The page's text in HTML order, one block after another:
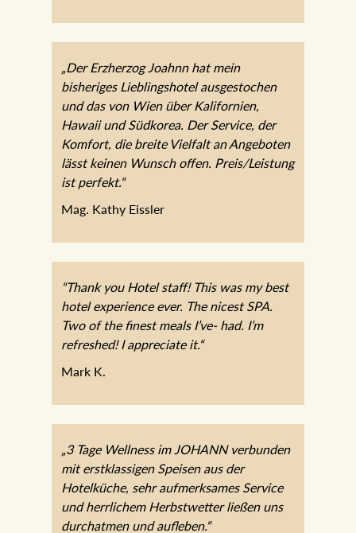
„Der Erzherzog Joahnn hat mein
bisheriges Lieblingshotel ausgestochen
und das von Wien über Kalifornien,
Hawaii und Südkorea. Der Service, der
Komfort, die breite Vielfalt an Angeboten
lässt keinen Wunsch offen.
Mag. Kathy Eissler
“Thank you Hotel staff! This was my best
hotel experience ever. The nicest SPA.
Two of the finest meals I’ve- had. I’m
„3 Tage Wellness im JOHANN
verbunden mit erstklassigen Speisen aus
der Hotelküche, sehr aufmerksames
Service und herrlichem Herbstwetter